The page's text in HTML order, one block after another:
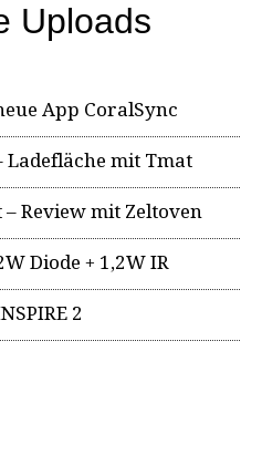
Uploads
App CoralSync
mit Tmat
Review mit Zeltoven
Diode + 1,2W IR
2